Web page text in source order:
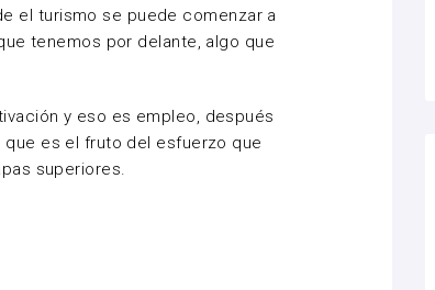
el turismo se puede comenzar a
tenemos por delante, algo que
y eso es empleo, después
es el fruto del esfuerzo que
superiores.